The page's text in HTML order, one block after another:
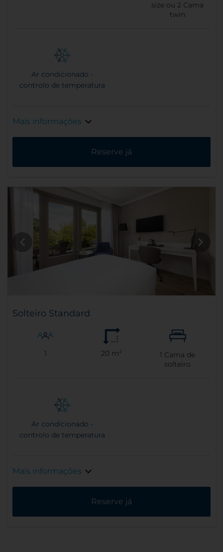
size ou 2 Cama
twin
Ar condicionado -
controlo de temperatura
Mais informações
Reserve já
Solteiro Standard
1 20 m² 1 Cama de
solteiro
Ar condicionado -
controlo de temperatura
Mais informações
Reserve já